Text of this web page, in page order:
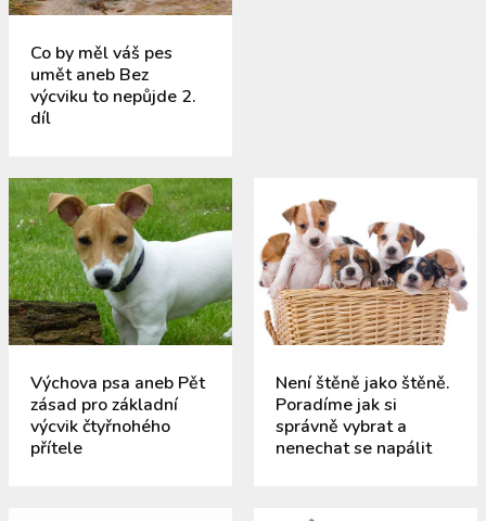
Co by měl váš pes
umět aneb Bez
výcviku to nepůjde 2.
díl
Výchova psa aneb Pět
zásad pro základní
výcvik čtyřnohého
přítele
Není štěně jako štěně.
Poradíme jak si
správně vybrat a
nenechat se napálit